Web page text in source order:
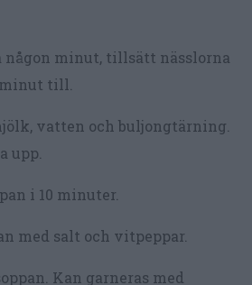
någon minut, tillsätt nässlorna
till.
vatten och buljongtärning.
upp.
i 10 minuter.
med salt och vitpeppar.
Kan garneras med